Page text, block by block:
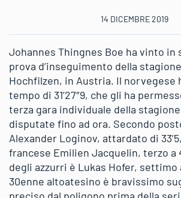
14 DICEMBRE 2019
Johannes Thingnes Boe ha vinto in
prova d’inseguimento della
Hochfilzen, in Austria. Il norvegese
tempo di 31’27″9, che gli ha
terza gara individuale della
disputate fino ad ora. Secondo
Alexander Loginov, attardato di
francese Emilien Jacquelin, terzo a
degli azzurri è Lukas Hofer,
30enne altoatesino è bravissimo